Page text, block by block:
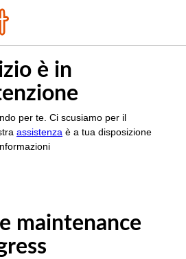
è in
per te. Ci scusiamo per il
assistenza è a tua disposizione
maintenance